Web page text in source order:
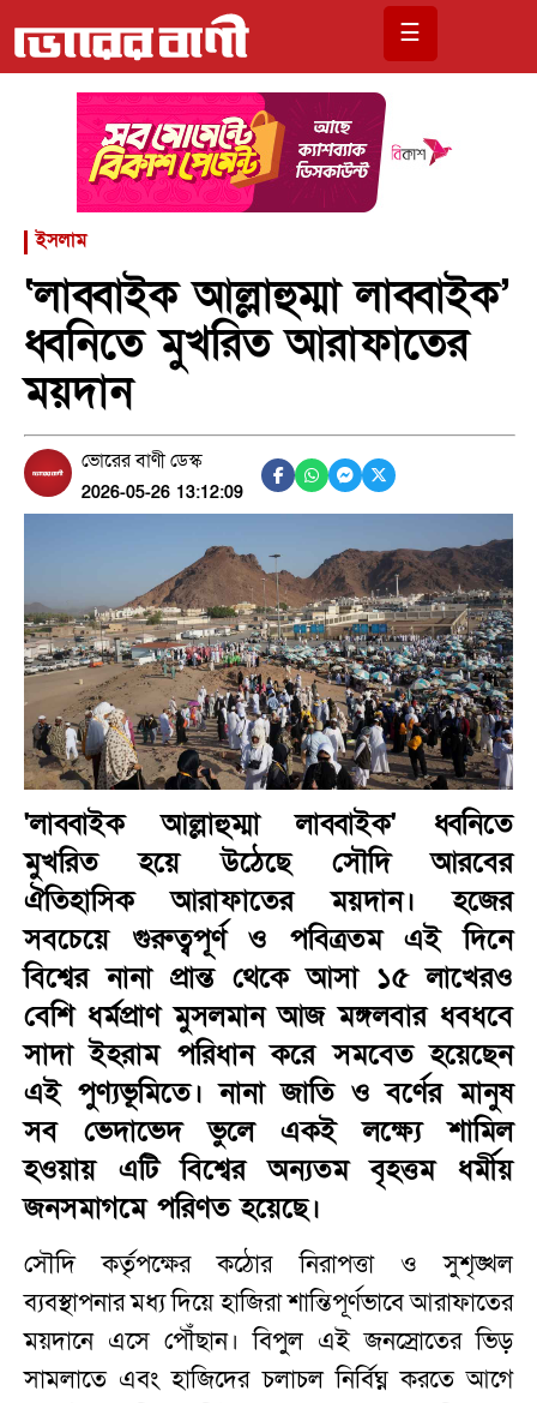
☰
ইসলাম
‘লাব্বাইক আল্লাহুম্মা লাব্বাইক’
ধ্বনিতে মুখরিত আরাফাতের
ময়দান
ভোরের বাণী ডেস্ক
2026-05-26 13:12:09
'লাব্বাইক আল্লাহুম্মা লাব্বাইক' ধ্বনিতে
মুখরিত হয়ে উঠেছে সৌদি আরবের
ঐতিহাসিক আরাফাতের ময়দান। হজের
সবচেয়ে গুরুত্বপূর্ণ ও পবিত্রতম এই দিনে
বিশ্বের নানা প্রান্ত থেকে আসা ১৫ লাখেরও
বেশি ধর্মপ্রাণ মুসলমান আজ মঙ্গলবার ধবধবে
সাদা ইহরাম পরিধান করে সমবেত হয়েছেন
এই পুণ্যভূমিতে। নানা জাতি ও বর্ণের মানুষ
সব ভেদাভেদ ভুলে একই লক্ষ্যে শামিল
হওয়ায় এটি বিশ্বের অন্যতম বৃহত্তম ধর্মীয়
জনসমাগমে পরিণত হয়েছে।
সৌদি কর্তৃপক্ষের কঠোর নিরাপত্তা ও সুশৃঙ্খল
ব্যবস্থাপনার মধ্য দিয়ে হাজিরা শান্তিপূর্ণভাবে আরাফাতের
ময়দানে এসে পৌঁছান। বিপুল এই জনস্রোতের ভিড়
সামলাতে এবং হাজিদের চলাচল নির্বিঘ্ন করতে আগে